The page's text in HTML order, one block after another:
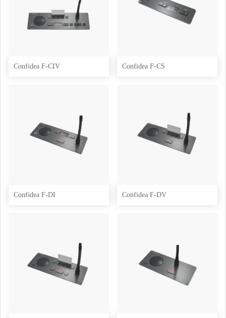
Confidea F-CIV Confidea F-CS
Confidea F-DI Confidea F-DV